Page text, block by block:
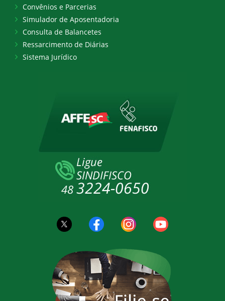
Convênios e Parcerias
Simulador de Aposentadoria
Consulta de Balancetes
Ressarcimento de Diárias
Sistema Jurídico